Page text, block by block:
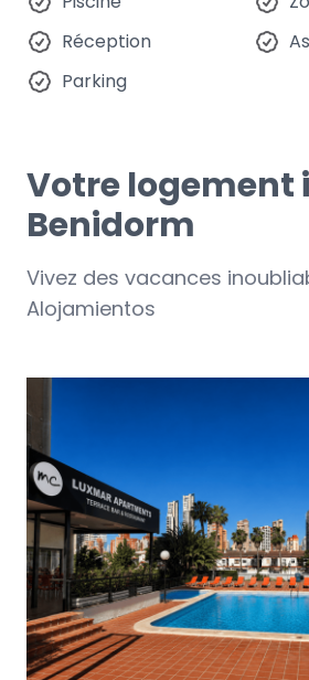
Réception
Parking
Votre logement
Benidorm
Vivez des vacances
Alojamientos